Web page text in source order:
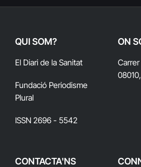
QUI SOM?
El Diari de la Sanitat
Fundació Periodisme
Plural
ISSN 2696 - 5542
ON
CONTACTA'NS